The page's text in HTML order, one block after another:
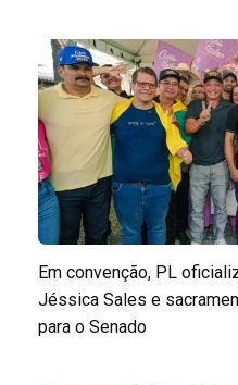
Em convenção, PL
Jéssica Sales e
para o Senado